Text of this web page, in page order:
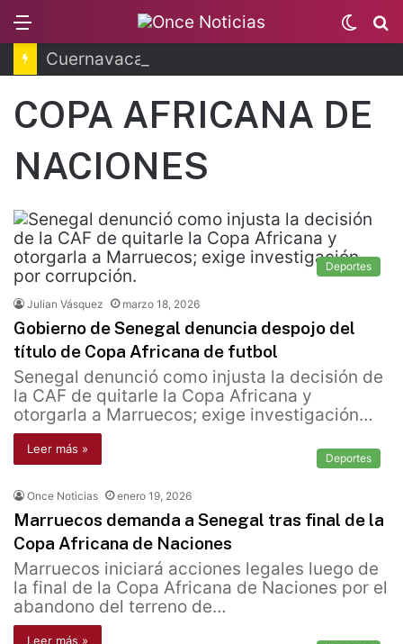
Switch
skin
COPA AFRICANA DE
NACIONES
Deportes
Julian Vásquez marzo 18, 2026
Gobierno de Senegal denuncia despojo del
título de Copa Africana de futbol
Senegal denunció como injusta la decisión de
la CAF de quitarle la Copa Africana y
otorgarla a Marruecos; exige investigación…
Leer más »
Deportes
Once Noticias enero 19, 2026
Marruecos demanda a Senegal tras final de la
Copa Africana de Naciones
Marruecos iniciará acciones legales luego de
la final de la Copa Africana de Naciones por el
abandono del terreno de…
Leer más »